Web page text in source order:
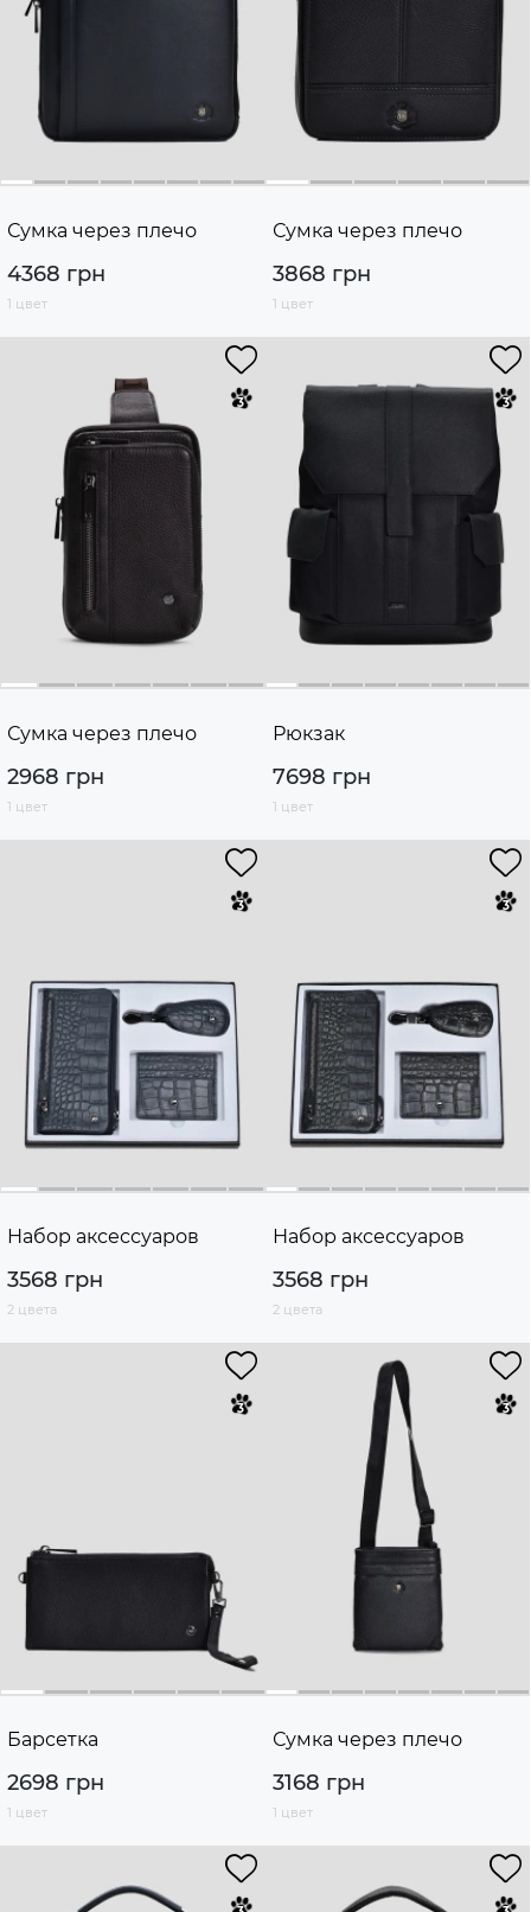
Сумка через плечо
4368 грн
1 цвет
Сумка через плечо
3868 грн
1 цвет
Сумка через плечо
2968 грн
1 цвет
Рюкзак
7698 грн
1 цвет
Набор аксессуаров
3568 грн
2 цвета
Набор аксессуаров
3568 грн
2 цвета
Барсетка
2698 грн
1 цвет
Сумка через плечо
3168 грн
1 цвет